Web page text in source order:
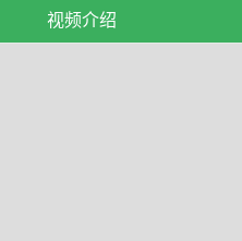
视频介绍